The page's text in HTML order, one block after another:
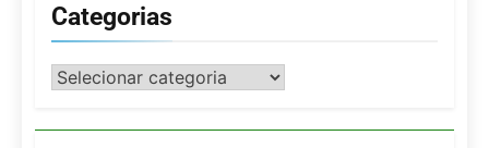
Categorias
Categorias